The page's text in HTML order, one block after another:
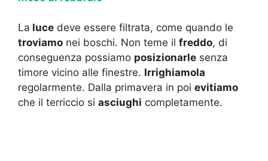
La luce deve essere filtrata, come quando le
troviamo nei boschi. Non teme il freddo, di
conseguenza possiamo posizionarle senza
timore vicino alle finestre. Irrighiamola
regolarmente. Dalla primavera in poi evitiamo
che il terriccio si asciughi completamente.